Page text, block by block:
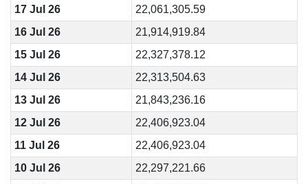
17 Jul 26
22,061,305.59
16 Jul 26
21,914,919.84
15 Jul 26
22,327,378.12
14 Jul 26
22,313,504.63
13 Jul 26
21,843,236.16
12 Jul 26
22,406,923.04
11 Jul 26
22,406,923.04
10 Jul 26
22,297,221.66